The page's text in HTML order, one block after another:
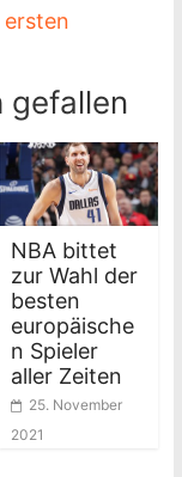
gefallen
NBA bittet
zur Wahl der
besten
europäische
n Spieler
aller Zeiten
25. November
2021